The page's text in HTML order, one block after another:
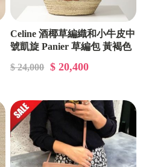
Celine 酒椰草編織和小牛皮中
號凱旋 Panier 草編包 黃褐色
$ 24,000
$ 20,400